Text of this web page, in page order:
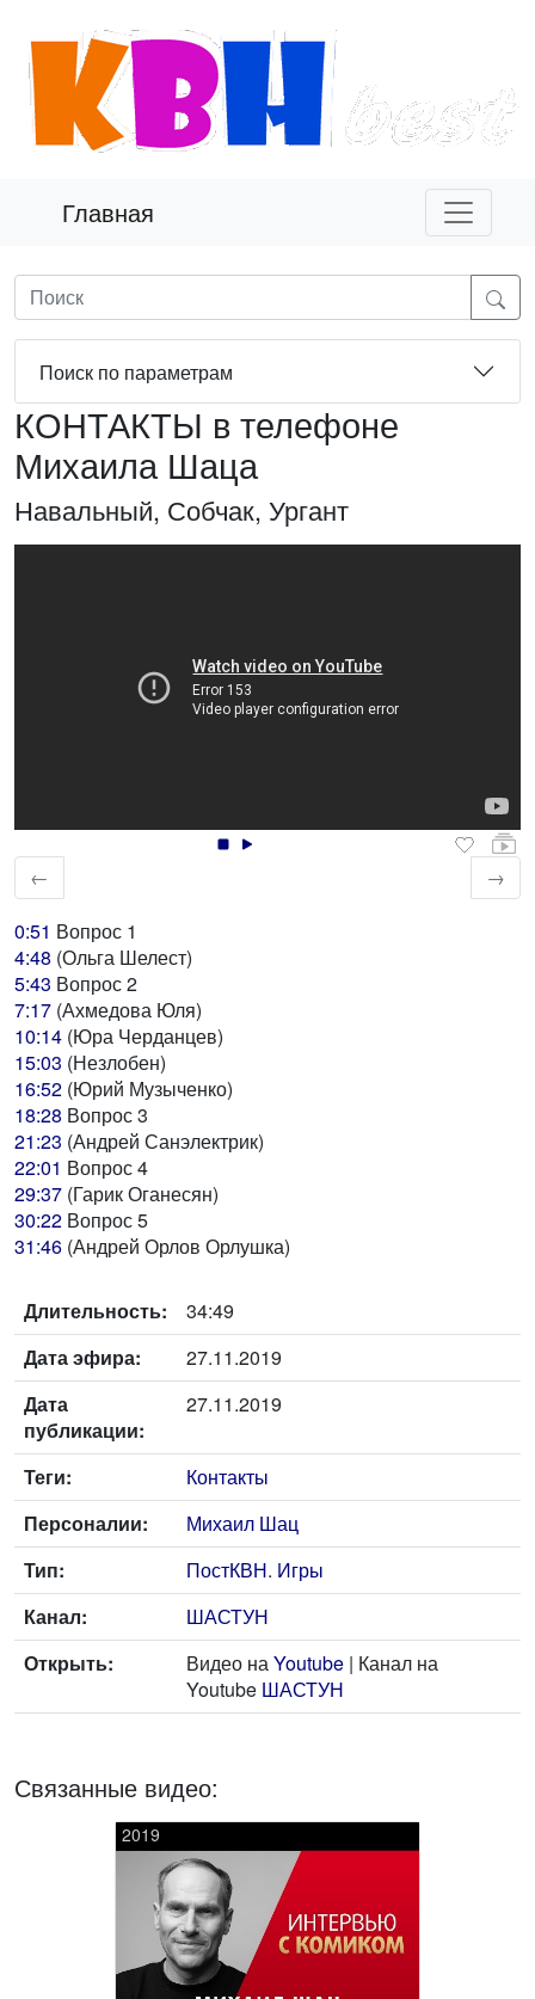
Главная
Поиск по параметрам
КОНТАКТЫ в телефоне
Михаила Шаца
Навальный, Собчак, Ургант
←
→
0:51 Вопрос 1
4:48 (Ольга Шелест)
5:43 Вопрос 2
7:17 (Ахмедова Юля)
10:14 (Юра Черданцев)
15:03 (Незлобен)
16:52 (Юрий Музыченко)
18:28 Вопрос 3
21:23 (Андрей Санэлектрик)
22:01 Вопрос 4
29:37 (Гарик Оганесян)
30:22 Вопрос 5
31:46 (Андрей Орлов Орлушка)
Длительность:
34:49
Дата эфира:
27.11.2019
Дата
публикации:
27.11.2019
Теги:
Контакты
Персоналии:
Михаил Шац
Тип:
ПостКВН. Игры
Канал:
ШАСТУН
Открыть:
Видео наYoutube | Канал на
Youtube ШАСТУН
Связанные видео:
2019